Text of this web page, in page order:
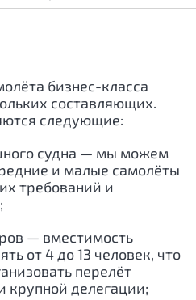
бизнес-класса
составляющих.
следующие:
судна — мы можем
и малые самолёты
требований и
— вместимость
от 4 до 13 человек, что
перелёт
крупной делегации;